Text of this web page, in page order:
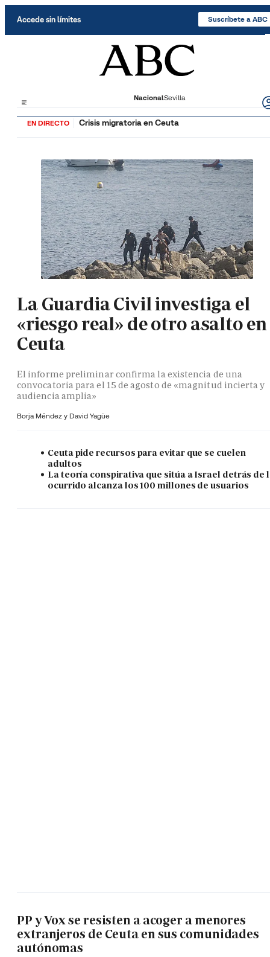
Accede sin límites Suscríbete a ABC
NacionalSevilla
EN DIRECTO Crisis migratoria en Ceuta
La Guardia Civil investiga el
«riesgo real» de otro asalto en
Ceuta
El informe preliminar confirma la existencia de una
convocatoria para el 15 de agosto de «magnitud incierta y
audiencia amplia»
Borja Méndez y David Yagüe
Ceuta pide recursos para evitar que se cuelen
adultos
La teoría conspirativa que sitúa a Israel detrás de
ocurrido alcanza los 100 millones de usuarios
PP y Vox se resisten a acoger a menores
extranjeros de Ceuta en sus comunidades
autónomas